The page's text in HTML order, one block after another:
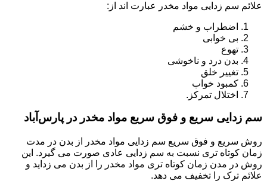
علائم سم زدایی مواد مخدر عبارت اند از:
اضطراب و خشم
بی خوابی
تهوع
بدن درد و ناخوشی
تغییر خلق
کمبود خواب
اختلال تمرکز.
سم زدایی سریع و فوق سریع مواد مخدر در پارس‌آباد
روش سریع و فوق سریع سم زدایی مواد مخدر از بدن در مدت
زمان کوتاه تری نسبت به سم زدایی عادی صورت می گیرد. این
روش در مدن زمان کوتاه تری مواد مخدر را از بدن می زداید و
علائم ترک را تخفیف می دهد.